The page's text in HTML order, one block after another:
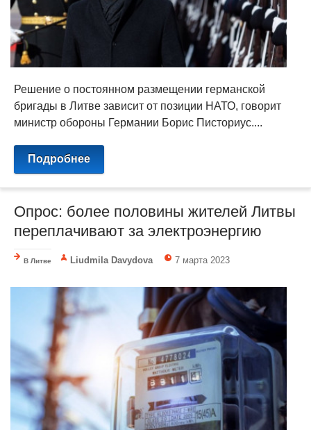
Решение о постоянном размещении германской
бригады в Литве зависит от позиции НАТО, говорит
министр обороны Германии Борис Писториус....
Подробнее
Опрос: более половины жителей Литвы
переплачивают за электроэнергию
В Литве Liudmila Davydova 7 марта 2023